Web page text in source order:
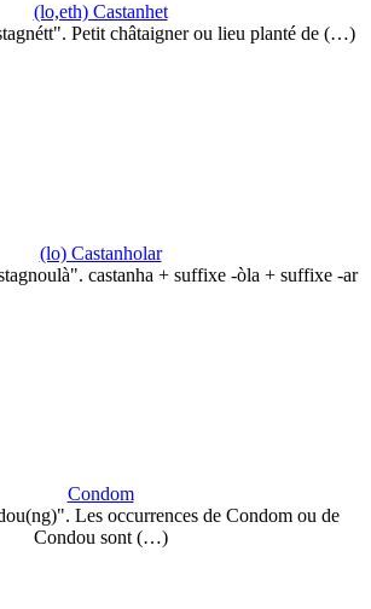
(lo,eth) Castanhet
Petit châtaigner ou lieu planté de (…)
(lo) Castanholar
castanha + suffixe -òla + suffixe -ar
Condom
Les occurrences de Condom ou de
Condou sont (…)